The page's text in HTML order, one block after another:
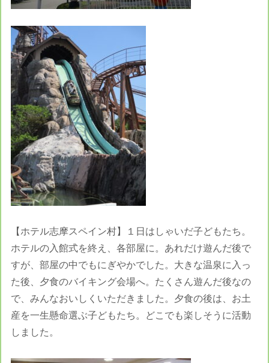
【ホテル志摩スペイン村】１日はしゃいだ子どもたち。
ホテルの入館式を終え、各部屋に。あれだけ遊んだ後で
すが、部屋の中でもにぎやかでした。大きな温泉に入っ
た後、夕食のバイキング会場へ。たくさん遊んだ後なの
で、みんなおいしくいただきました。夕食の後は、お土
産を一生懸命選ぶ子どもたち。どこでも楽しそうに活動
しました。